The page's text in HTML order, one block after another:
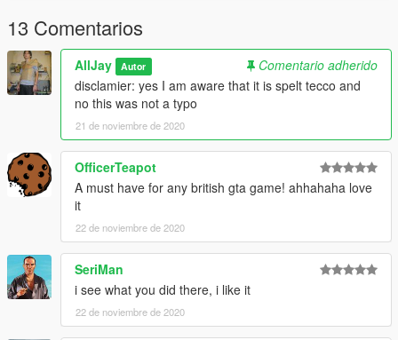
13 Comentarios
AllJay Autor
Comentario adherido
disclamier: yes I am aware that it is spelt tecco and
no this was not a typo
21 de noviembre de 2020
OfficerTeapot
A must have for any british gta game! ahhahaha love
it
22 de noviembre de 2020
SeriMan
i see what you did there, i like it
22 de noviembre de 2020